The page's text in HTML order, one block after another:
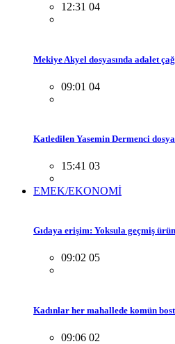
12:31 04
Mekiye Akyel dosyasında adalet
09:01 04
Katledilen Yasemin Dermenci
15:41 03
EMEK/EKONOMİ
Gıdaya erişim: Yoksula geçmiş
09:02 05
Kadınlar her mahallede komün
09:06 02